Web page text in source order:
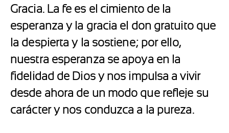
Gracia. La fe es el cimiento de la
esperanza y la gracia el don gratuito que
la despierta y la sostiene; por ello,
nuestra esperanza se apoya en la
fidelidad de Dios y nos impulsa a vivir
desde ahora de un modo que refleje su
carácter y nos conduzca a la pureza.